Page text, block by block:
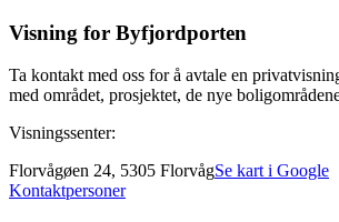
Visning for Byfjordporten
Ta kontakt med oss for å avtale en
med området, prosjektet, de nye
Visningssenter:
Florvågøen 24, 5305 FlorvågSe kart i Google
Kontaktpersoner